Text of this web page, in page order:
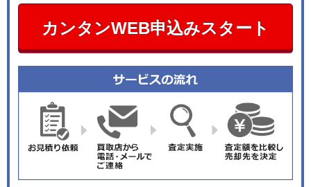
カンタンWEB申込みスタート